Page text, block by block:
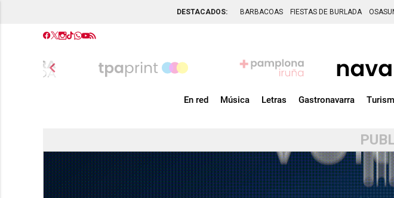
DESTACADOS: BARBACOAS FIESTAS DE BURLADA
chevron_left
En red Música Letras Gastronavarra